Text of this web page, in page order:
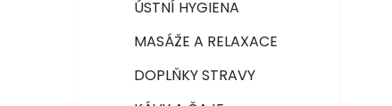
ÚSTNÍ HYGIENA
MASÁŽE A RELAXACE
DOPLŇKY STRAVY